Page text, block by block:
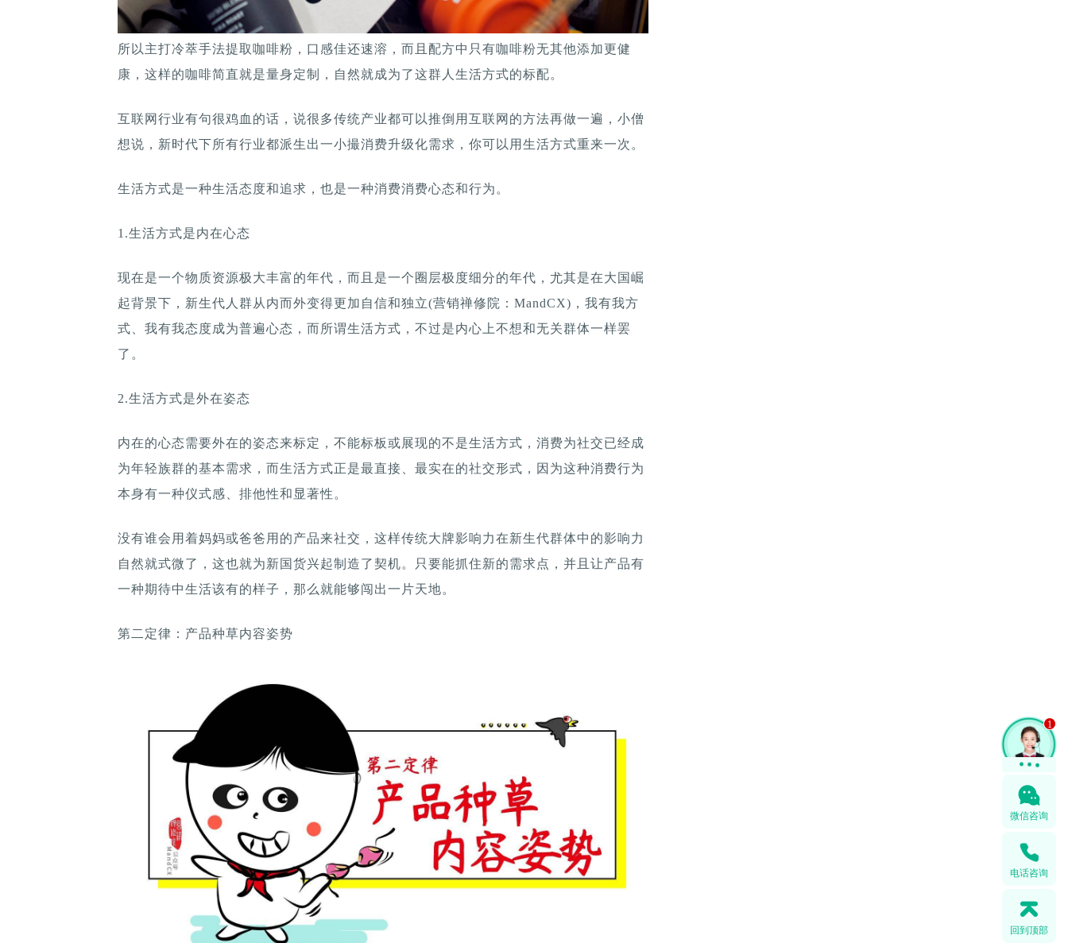
所以主打冷萃手法提取咖啡粉，口感佳还速溶，而且配方中只有咖啡粉无其他添加更健
康，这样的咖啡简直就是量身定制，自然就成为了这群人生活方式的标配。
互联网行业有句很鸡血的话，说很多传统产业都可以推倒用互联网的方法再做一遍，小僧
想说，新时代下所有行业都派生出一小撮消费升级化需求，你可以用生活方式重来一次。
生活方式是一种生活态度和追求，也是一种消费消费心态和行为。
1.生活方式是内在心态
现在是一个物质资源极大丰富的年代，而且是一个圈层极度细分的年代，尤其是在大国崛
起背景下，新生代人群从内而外变得更加自信和独立(营销禅修院：MandCX)，我有我方
式、我有我态度成为普遍心态，而所谓生活方式，不过是内心上不想和无关群体一样罢
了。
2.生活方式是外在姿态
内在的心态需要外在的姿态来标定，不能标板或展现的不是生活方式，消费为社交已经成
为年轻族群的基本需求，而生活方式正是最直接、最实在的社交形式，因为这种消费行为
本身有一种仪式感、排他性和显著性。
没有谁会用着妈妈或爸爸用的产品来社交，这样传统大牌影响力在新生代群体中的影响力
自然就式微了，这也就为新国货兴起制造了契机。只要能抓住新的需求点，并且让产品有
一种期待中生活该有的样子，那么就能够闯出一片天地。
第二定律：产品种草内容姿势
1
微信咨询
电话咨询
回到顶部